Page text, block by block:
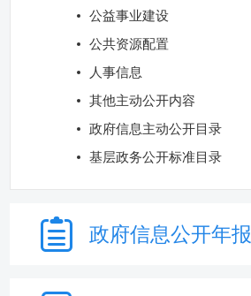
公益事业建设
公共资源配置
人事信息
其他主动公开内容
政府信息主动公开目录
基层政务公开标准目录
政府信息公开年报